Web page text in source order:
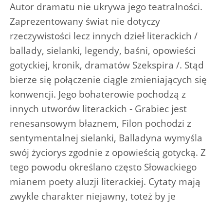
Autor dramatu nie ukrywa jego teatralności.
Zaprezentowany świat nie dotyczy
rzeczywistości lecz innych dzieł literackich /
ballady, sielanki, legendy, baśni, opowieści
gotyckiej, kronik, dramatów Szekspira /. Stąd
bierze się połączenie ciągle zmieniających się
konwencji. Jego bohaterowie pochodzą z
innych utworów literackich - Grabiec jest
renesansowym błaznem, Filon pochodzi z
sentymentalnej sielanki, Balladyna wymyśla
swój życiorys zgodnie z opowieścią gotycką. Z
tego powodu określano często Słowackiego
mianem poety aluzji literackiej. Cytaty mają
zwykle charakter niejawny, toteż by je